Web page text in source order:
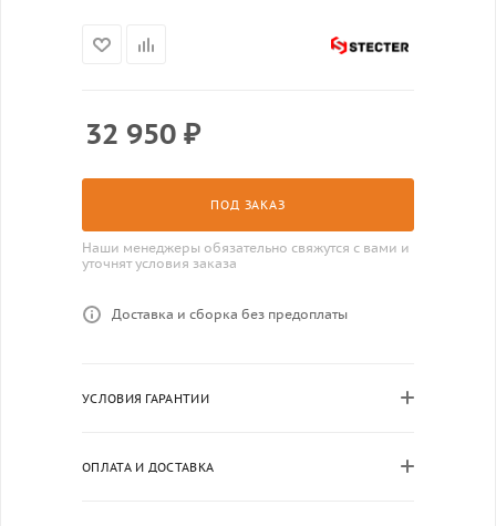
32 950 ₽
ПОД ЗАКАЗ
Наши менеджеры обязательно свяжутся с вами и
уточнят условия заказа
Доставка и сборка без предоплаты
УСЛОВИЯ ГАРАНТИИ
ОПЛАТА И ДОСТАВКА